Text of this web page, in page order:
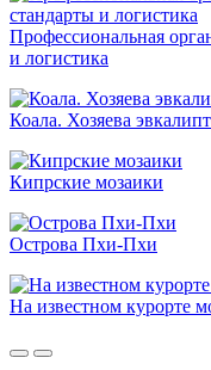
Профессиональная
и логистика
Коала. Хозяева
Кипрские мозаики
Острова Пхи-Пхи
На известном курорте